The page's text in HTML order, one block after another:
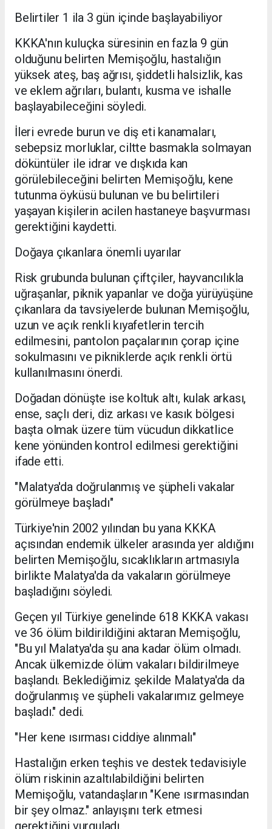
Belirtiler 1 ila 3 gün içinde başlayabiliyor
KKKA'nın kuluçka süresinin en fazla 9 gün
olduğunu belirten Memişoğlu, hastalığın
yüksek ateş, baş ağrısı, şiddetli halsizlik, kas
ve eklem ağrıları, bulantı, kusma ve ishalle
başlayabileceğini söyledi.
İleri evrede burun ve diş eti kanamaları,
sebepsiz morluklar, ciltte basmakla solmayan
döküntüler ile idrar ve dışkıda kan
görülebileceğini belirten Memişoğlu, kene
tutunma öyküsü bulunan ve bu belirtileri
yaşayan kişilerin acilen hastaneye başvurması
gerektiğini kaydetti.
Doğaya çıkanlara önemli uyarılar
Risk grubunda bulunan çiftçiler, hayvancılıkla
uğraşanlar, piknik yapanlar ve doğa yürüyüşüne
çıkanlara da tavsiyelerde bulunan Memişoğlu,
uzun ve açık renkli kıyafetlerin tercih
edilmesini, pantolon paçalarının çorap içine
sokulmasını ve pikniklerde açık renkli örtü
kullanılmasını önerdi.
Doğadan dönüşte ise koltuk altı, kulak arkası,
ense, saçlı deri, diz arkası ve kasık bölgesi
başta olmak üzere tüm vücudun dikkatlice
kene yönünden kontrol edilmesi gerektiğini
ifade etti.
"Malatya'da doğrulanmış ve şüpheli vakalar
görülmeye başladı"
Türkiye'nin 2002 yılından bu yana KKKA
açısından endemik ülkeler arasında yer aldığını
belirten Memişoğlu, sıcaklıkların artmasıyla
birlikte Malatya'da da vakaların görülmeye
başladığını söyledi.
Geçen yıl Türkiye genelinde 618 KKKA vakası
ve 36 ölüm bildirildiğini aktaran Memişoğlu,
"Bu yıl Malatya'da şu ana kadar ölüm olmadı.
Ancak ülkemizde ölüm vakaları bildirilmeye
başlandı. Beklediğimiz şekilde Malatya'da da
doğrulanmış ve şüpheli vakalarımız gelmeye
başladı." dedi.
"Her kene ısırması ciddiye alınmalı"
Hastalığın erken teşhis ve destek tedavisiyle
ölüm riskinin azaltılabildiğini belirten
Memişoğlu, vatandaşların "Kene ısırmasından
bir şey olmaz." anlayışını terk etmesi
gerektiğini vurguladı.